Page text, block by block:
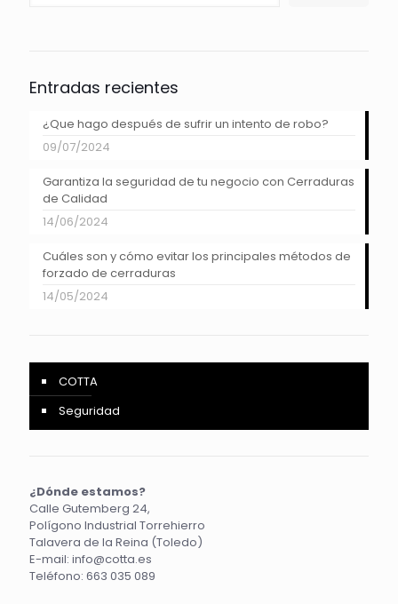
Entradas recientes
¿Que hago después de sufrir un intento de robo?
09/07/2024
Garantiza la seguridad de tu negocio con Cerraduras
de Calidad
14/06/2024
Cuáles son y cómo evitar los principales métodos de
forzado de cerraduras
14/05/2024
COTTA
Seguridad
¿Dónde estamos?
Calle Gutemberg 24,
Polígono Industrial Torrehierro
Talavera de la Reina (Toledo)
E-mail: info@cotta.es
Teléfono: 663 035 089